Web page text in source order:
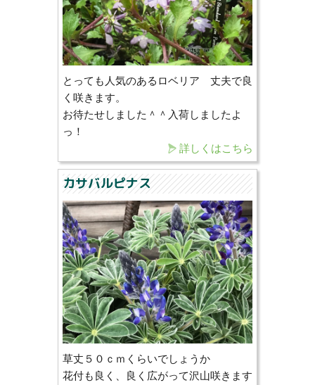
とっても人気のあるロベリア 丈夫で良
く咲きます。
お待たせしました＾＾入荷しましたよ
っ！
詳しくはこちら
カサバルピナス
草丈５０ｃｍくらいでしょうか
花付も良く、良く広がって沢山咲きます